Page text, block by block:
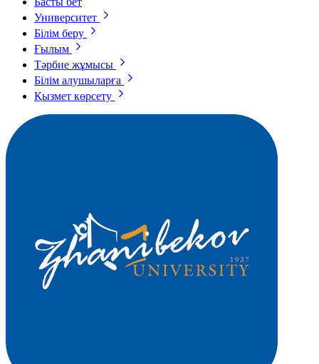
Университет
Білім беру
Ғылым
Тәрбие жұмысы
Білім алушыларға
Қызмет көрсету